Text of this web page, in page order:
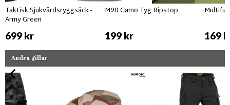
Taktisk Sjukvårdsryggsäck -
Army Green
699 kr
M90 Camo Tyg Ripstop
199 kr 169
Andra gillar